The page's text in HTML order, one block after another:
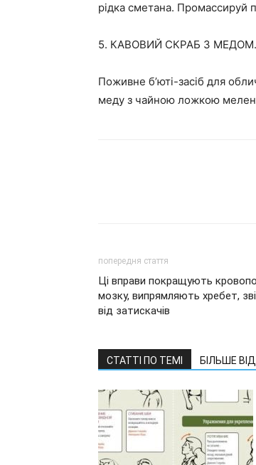
рідка сметана. Промассируй
5. КАВОВИЙ СКРАБ З МЕДОМ.
Поживне б’юті-засіб для
меду з чайною ложкою
попередня стаття
Ці вправи покращують
мозку, випрямляють хребет,
від затискачів
СТАТТІ ПО ТЕМІ БІЛЬШЕ